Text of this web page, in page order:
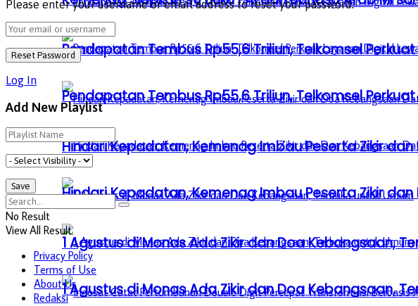
Pendapatan Tembus Rp55,6 Triliun, Telkomsel
Hindari Kepadatan, Kemenag Imbau Peserta Zikir
1 Agustus di Monas Ada Zikir dan Doa Kebangsaan,
Pendapatan Tembus Rp55,6 Triliun, Telkomsel
Hindari Kepadatan, Kemenag Imbau Peserta Zikir
1 Agustus di Monas Ada Zikir dan Doa Kebangsaan,
Please enter your username or email address to reset your password.
Log In
Add New Playlist
No Result
View All Result
Privacy Policy
Terms of Use
About Us
Redaksi